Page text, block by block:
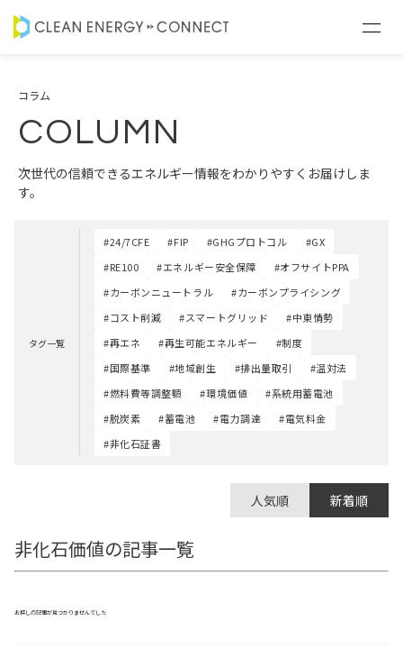
コラム
COLUMN
次世代の信頼できるエネルギー情報をわかりやすくお届けしま
す。
タグ一覧
#24/7CFE #FIP #GHGプロトコル
#GX
#RE100
#エネルギー安全保障
#オフサイトPPA
#カーボンニュートラル
#カーボンプライシング
#コスト削減
#スマートグリッド
#中東情勢
#再エネ
#再生可能エネルギー
#制度
#国際基準
#地域創生 #排出量取引
#温対法
#燃料費等調整額
#環境価値
#系統用蓄電池
#脱炭素
#蓄電池 #電力調達
#電気料金
#非化石証書
人気順 新着順
非化石価値の記事一覧
お探しの記事が見つかりませんでした